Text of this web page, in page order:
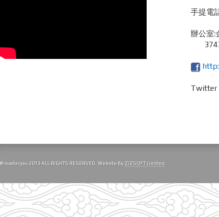
手提電
辦公室:
© masteryau 2013 ALL RIGHTS RESERVED. Website By ZIZSOFT Limited